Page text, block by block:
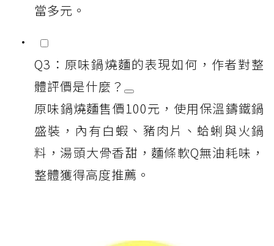
當多元。
Q3：原味鍋燒麵的表現如何，作者對整
體評價是什麼？
原味鍋燒麵售價100元，使用保溫鑄鐵鍋
盛裝，內有白蝦、豬肉片、蛤蜊與火鍋
料，湯頭大骨香甜，麵條軟Q無油耗味，
整體獲得高度推薦。